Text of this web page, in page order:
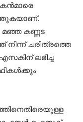
കണ്ണട
ചരിത്രത്തെ
ലഭിച്ച